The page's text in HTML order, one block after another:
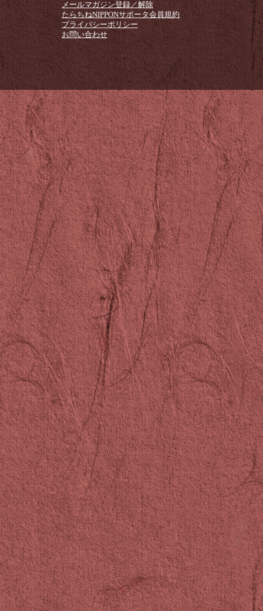
メールマガジン登録／解除
たらちねNIPPONサポータ会員規約
プライバシーポリシー
お問い合わせ